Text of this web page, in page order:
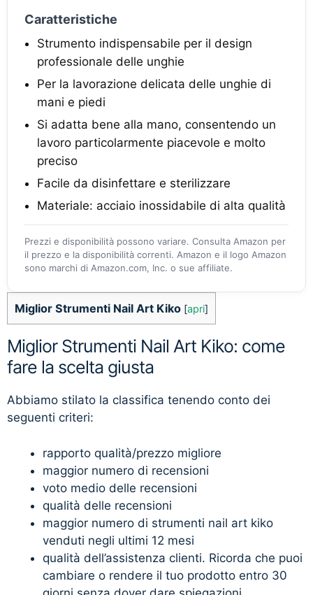
Caratteristiche
Strumento indispensabile per il design
professionale delle unghie
Per la lavorazione delicata delle unghie di
mani e piedi
Si adatta bene alla mano, consentendo un
lavoro particolarmente piacevole e molto
preciso
Facile da disinfettare e sterilizzare
Materiale: acciaio inossidabile di alta qualità
Prezzi e disponibilità possono variare. Consulta Amazon per
il prezzo e la disponibilità correnti. Amazon e il logo Amazon
sono marchi di Amazon.com, Inc. o sue affiliate.
Miglior Strumenti Nail Art Kiko [apri]
Miglior Strumenti Nail Art Kiko: come
fare la scelta giusta
Abbiamo stilato la classifica tenendo conto dei
seguenti criteri:
rapporto qualità/prezzo migliore
maggior numero di recensioni
voto medio delle recensioni
qualità delle recensioni
maggior numero di strumenti nail art kiko
venduti negli ultimi 12 mesi
qualità dell’assistenza clienti. Ricorda che puoi
cambiare o rendere il tuo prodotto entro 30